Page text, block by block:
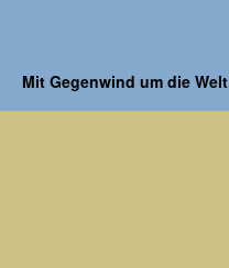
Mit Gegenwind um die Welt